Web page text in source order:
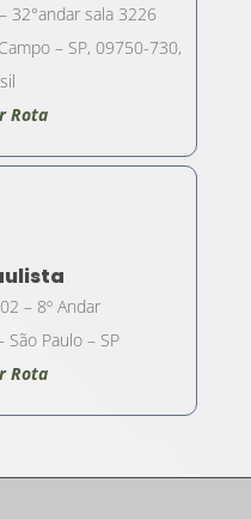
32°andar sala 3226
– SP, 09750-730,
Rota
– 8º Andar
São Paulo – SP
Rota